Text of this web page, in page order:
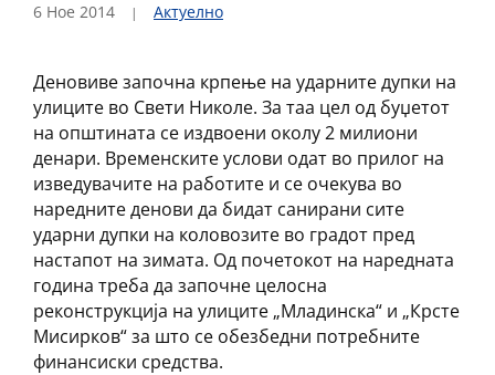
6 Ное 2014 Актуелно
Деновиве започна крпење на ударните дупки на
улиците во Свети Николе. За таа цел од буџетот
на општината се издвоени околу 2 милиони
денари. Временските услови одат во прилог на
изведувачите на работите и се очекува во
наредните денови да бидат санирани сите
ударни дупки на коловозите во градот пред
настапот на зимата. Од почетокот на наредната
година треба да започне целосна
реконструкција на улиците „Младинска“ и „Крсте
Мисирков“ за што се обезбедни потребните
финансиски средства.